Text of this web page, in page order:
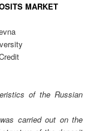
MARKET
of the Russian
carried out on the